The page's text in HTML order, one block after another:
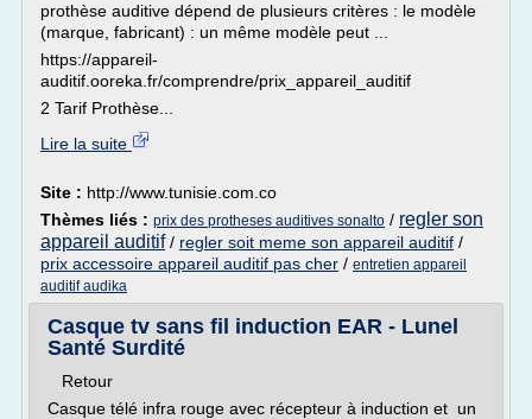
prothèse auditive dépend de plusieurs critères : le modèle
(marque, fabricant) : un même modèle peut ...
https://appareil-
auditif.ooreka.fr/comprendre/prix_appareil_auditif
2 Tarif Prothèse...
Lire la suite
Site : http://www.tunisie.com.co
Thèmes liés : prix des protheses auditives sonalto / regler son
appareil auditif/ regler soit meme son appareil auditif /
prix accessoire appareil auditif pas cher / entretien appareil
auditif audika
Casque tv sans fil induction EAR - Lunel
Santé Surdité
Retour
Casque télé infra rouge avec récepteur à induction et un